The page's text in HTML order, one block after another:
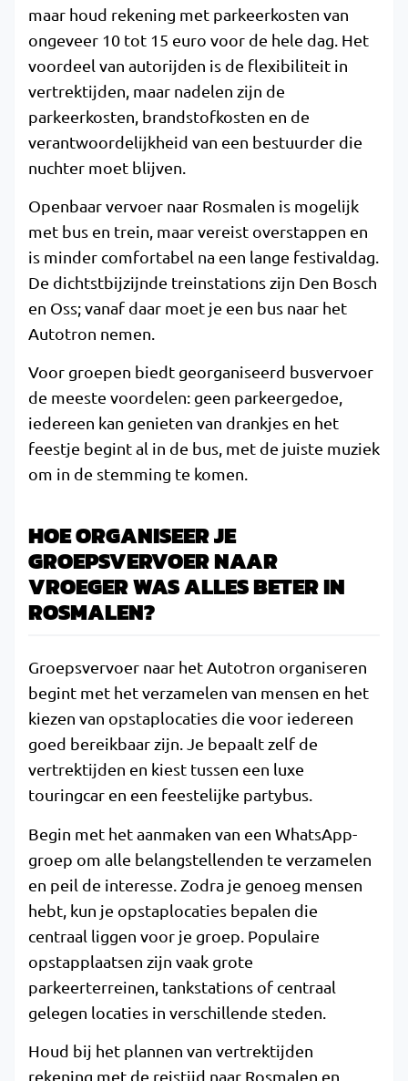
maar houd rekening met parkeerkosten van
ongeveer 10 tot 15 euro voor de hele dag. Het
voordeel van autorijden is de flexibiliteit in
vertrektijden, maar nadelen zijn de
parkeerkosten, brandstofkosten en de
verantwoordelijkheid van een bestuurder die
nuchter moet blijven.
Openbaar vervoer naar Rosmalen is mogelijk
met bus en trein, maar vereist overstappen en
is minder comfortabel na een lange festivaldag.
De dichtstbijzijnde treinstations zijn Den Bosch
en Oss; vanaf daar moet je een bus naar het
Autotron nemen.
Voor groepen biedt georganiseerd busvervoer
de meeste voordelen: geen parkeergedoe,
iedereen kan genieten van drankjes en het
feestje begint al in de bus, met de juiste muziek
om in de stemming te komen.
HOE ORGANISEER JE
GROEPSVERVOER NAAR
VROEGER WAS ALLES BETER IN
ROSMALEN?
Groepsvervoer naar het Autotron organiseren
begint met het verzamelen van mensen en het
kiezen van opstaplocaties die voor iedereen
goed bereikbaar zijn. Je bepaalt zelf de
vertrektijden en kiest tussen een luxe
touringcar en een feestelijke partybus.
Begin met het aanmaken van een WhatsApp-
groep om alle belangstellenden te verzamelen
en peil de interesse. Zodra je genoeg mensen
hebt, kun je opstaplocaties bepalen die
centraal liggen voor je groep. Populaire
opstapplaatsen zijn vaak grote
parkeerterreinen, tankstations of centraal
gelegen locaties in verschillende steden.
Houd bij het plannen van vertrektijden
rekening met de reistijd naar Rosmalen en